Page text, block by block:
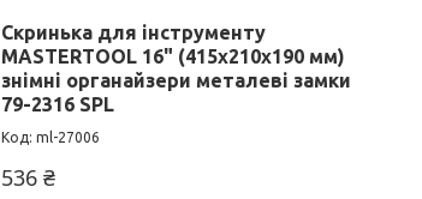
Скринька для інструменту
MASTERTOOL 16" (415х210х190 мм)
знімні органайзери металеві замки
79-2316 SPL
ml-27006
536 ₴